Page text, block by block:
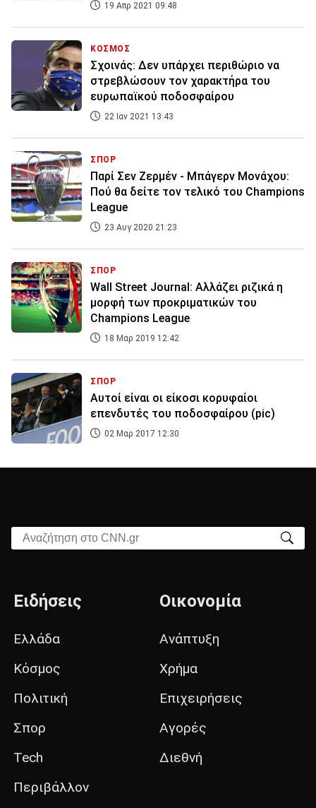
19 Απρ 2021 09:48
ΚΟΣΜΟΣ
Σχοινάς: Δεν υπάρχει περιθώριο να
στρεβλώσουν τον χαρακτήρα του
ευρωπαϊκού ποδοσφαίρου
22 Ιαν 2021 13:43
ΣΠΟΡ
Παρί Σεν Ζερμέν - Μπάγερν Μονάχου:
Πού θα δείτε τον τελικό του Champions
League
23 Αυγ 2020 21:23
ΣΠΟΡ
Wall Street Journal: Αλλάζει ριζικά η
μορφή των προκριματικών του
Champions League
18 Μαρ 2019 12:42
ΣΠΟΡ
Αυτοί είναι οι είκοσι κορυφαίοι
επενδυτές του ποδοσφαίρου (pic)
02 Μαρ 2017 12:30
Αναζήτηση στο CNN.gr
Ειδήσεις
Ελλάδα
Κόσμος
Πολιτική
Σπορ
Tech
Περιβάλλον
Οικονομία
Ανάπτυξη
Χρήμα
Επιχειρήσεις
Αγορές
Διεθνή